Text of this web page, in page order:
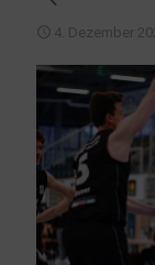
4. Dezember